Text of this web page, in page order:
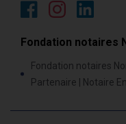
Fondation notaires
Fondation notaires
Partenaire | Notaire